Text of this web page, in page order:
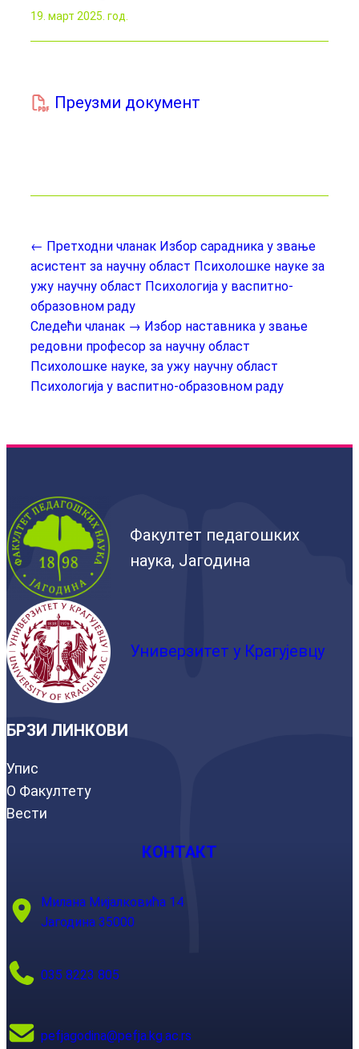
19. март 2025. год.
Преузми документ
← Претходни чланак Избор сарадника у звање
асистент за научну област Психолошке науке за
ужу научну област Психологија у васпитно-
образовном раду
Следећи чланак → Избор наставника у звање
редовни професор за научну област
Психолошке науке, за ужу научну област
Психологија у васпитно-образовном раду
Факултет педагошких
наука, Јагодина
Универзитет у Крагујевцу
БРЗИ ЛИНКОВИ
Упис
О Факултету
Вести
КОНТАКТ
Милана Мијалковића 14
Јагодина 35000
035 8223 805
pefjagodina@pefja.kg.ac.rs